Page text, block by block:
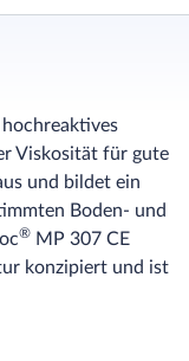
Viskosität für gute
und bildet ein
Boden- und
® MP 307 CE
konzipiert und ist